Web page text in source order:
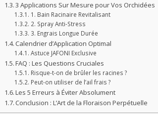
3 Applications Sur Mesure pour Vos Orchidées
1. Bain Racinaire Revitalisant
2. Spray Anti-Stress
3. Engrais Longue Durée
Calendrier d’Application Optimal
Astuce JAFONI Exclusive
FAQ : Les Questions Cruciales
Risque-t-on de brûler les racines ?
Peut-on utiliser de l’ail frais ?
Les 5 Erreurs à Éviter Absolument
Conclusion : L’Art de la Floraison Perpétuelle